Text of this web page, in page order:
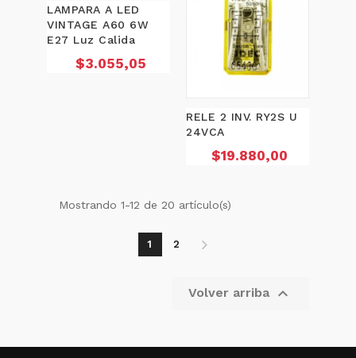
LAMPARA A LED
VINTAGE A60 6W
E27 Luz Calida
Precio
$3.055,05
RELE 2 INV. RY2S U
24VCA
Precio
$19.880,00
Mostrando 1-12 de 20 artículo(s)
1 2
Volver arriba 